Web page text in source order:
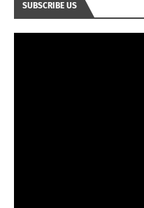
SUBSCRIBE US